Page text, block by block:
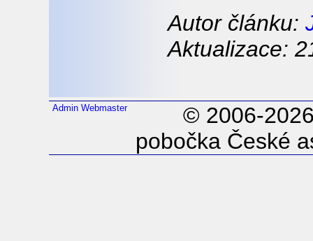
Autor článku:
Aktualizace:
Admin Webmaster
© 2006-
pobočka České